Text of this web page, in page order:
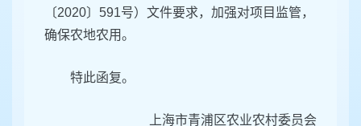
〔2020〕591号）文件要求，加强对项目监管，
确保农地农用。
特此函复。
上海市青浦区农业农村委员会